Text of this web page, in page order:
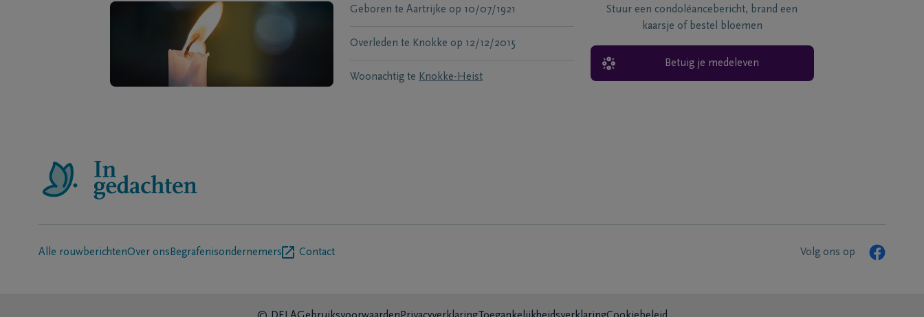
Geboren te Aartrijke op 10/07/1921
Overleden te Knokke op 12/12/2015
Woonachtig te Knokke-Heist
Stuur een condoléancebericht, brand een
kaarsje of bestel bloemen
Betuig je medeleven
Alle rouwberichtenOver ons Begrafenisondernemers Contact Volg ons op